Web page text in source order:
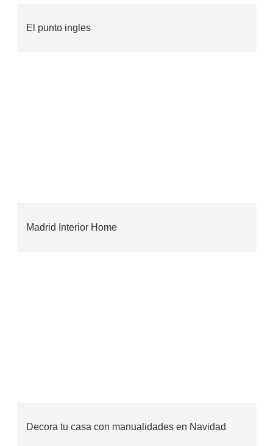
El punto ingles
Madrid Interior Home
Decora tu casa con manualidades en Navidad